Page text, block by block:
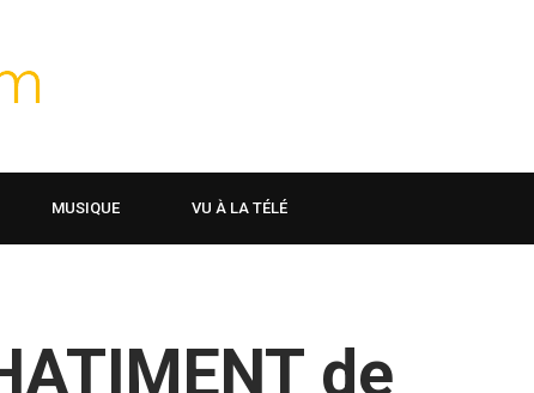
MUSIQUE VU À LA TÉLÉ
de